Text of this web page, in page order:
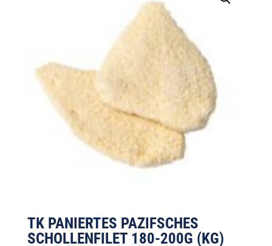
TK PANIERTES PAZIFSCHES
SCHOLLENFILET 180-200G (KG)